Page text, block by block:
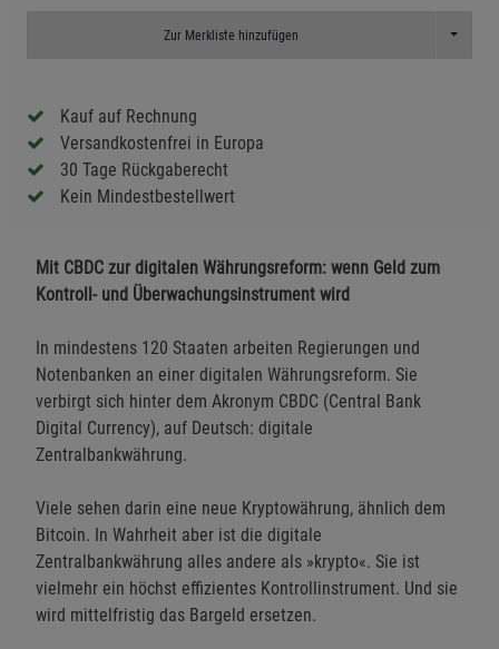
Zur Merkliste hinzufügen Toggle
Kauf auf Rechnung
Versandkostenfrei in Europa
30 Tage Rückgaberecht
Kein Mindestbestellwert
Mit CBDC zur digitalen Währungsreform: wenn Geld zum
Kontroll- und Überwachungsinstrument wird
In mindestens 120 Staaten arbeiten Regierungen und
Notenbanken an einer digitalen Währungsreform. Sie
verbirgt sich hinter dem Akronym CBDC (Central Bank
Digital Currency), auf Deutsch: digitale
Zentralbankwährung.
Viele sehen darin eine neue Kryptowährung, ähnlich dem
Bitcoin. In Wahrheit aber ist die digitale
Zentralbankwährung alles andere als »krypto«. Sie ist
vielmehr ein höchst effizientes Kontrollinstrument. Und sie
wird mittelfristig das Bargeld ersetzen.